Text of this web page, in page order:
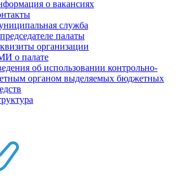
о вакансиях
служба
палаты
организации
о палате
об использовании контрольно-
органом выделяемых бюджетных